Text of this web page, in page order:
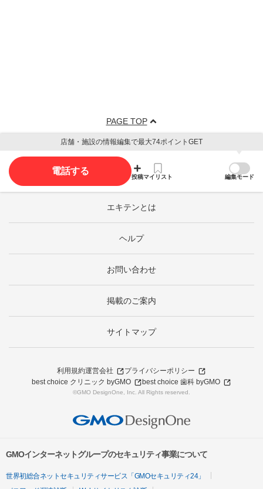
PAGE TOP
店舗・施設の情報編集で最大74ポイントGET
電話する
投稿マイリスト 編集モード
エキテンとは
ヘルプ
お問い合わせ
掲載のご案内
サイトマップ
利用規約運営会社
プライバシーポリシー
best choice クリニック byGMO
best choice 歯科 byGMO
©GMO DesignOne, Inc. All Rights reserved.
GMOインターネットグループのセキュリティ事業について
世界初総合ネットセキュリティサービス「GMOセキュリティ24」